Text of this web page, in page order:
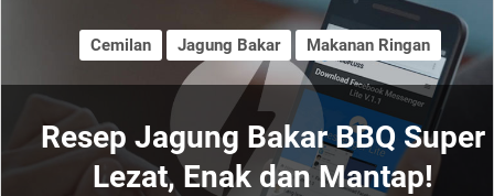
Resep Jagung Bakar BBQ Super
Lezat, Enak dan Mantap!
Cemilan Jagung Bakar Makanan Ringan